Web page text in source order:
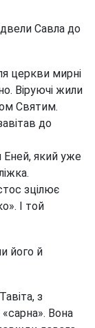
Савла до
церкви мирні
Віруючі жили
Святим.
до
Еней, який уже
зцілює
І той
його й
з
Вона